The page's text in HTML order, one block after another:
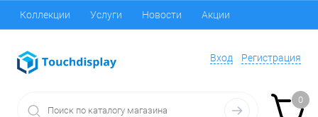
Коллекции Услуги Новости Акции
Вход Регистрация
0